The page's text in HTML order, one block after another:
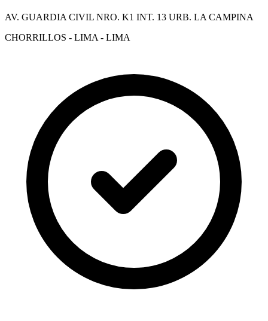
AV. GUARDIA CIVIL NRO. K1 INT. 13 URB. LA CAMPINA
CHORRILLOS - LIMA - LIMA